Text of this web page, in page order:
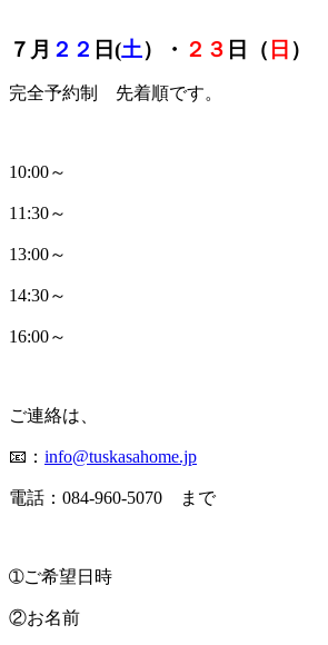
７月 ２２ 日(土）・ ２３ 日（ 日 ）
完全予約制 先着順です。
10:00～
11:30～
13:00～
14:30～
16:00～
ご連絡は、
📧： info@tuskasahome.jp
電話：084-960-5070 まで
➀ご希望日時
②お名前